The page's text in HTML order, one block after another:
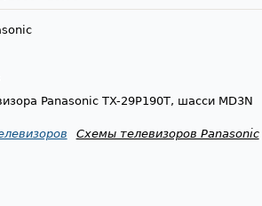
Panasonic TX-29P190T, шасси MD3N
Схемы телевизоров Panasonic